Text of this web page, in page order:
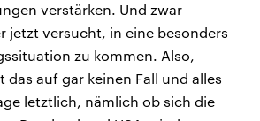
verstärken. Und zwar
jetzt versucht, in eine besonders
zu kommen. Also,
das auf gar keinen Fall und alles
letztlich, nämlich ob sich die